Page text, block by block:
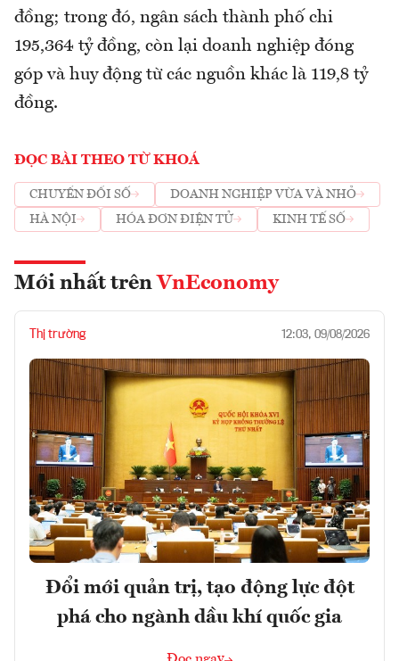
đồng; trong đó, ngân sách thành phố chi
195,364 tỷ đồng, còn lại doanh nghiệp đóng
góp và huy động từ các nguồn khác là 119,8 tỷ
đồng.
ĐỌC BÀI THEO TỪ KHOÁ
CHUYỂN ĐỔI SỐ
DOANH NGHIỆP VỪA VÀ NHỎ
HÀ NỘI
HÓA ĐƠN ĐIỆN TỬ KINH TẾ SỐ
Mới nhất trên VnEconomy
Thị trường 12:03, 09/08/2026
Đổi mới quản trị, tạo động lực đột
phá cho ngành dầu khí quốc gia